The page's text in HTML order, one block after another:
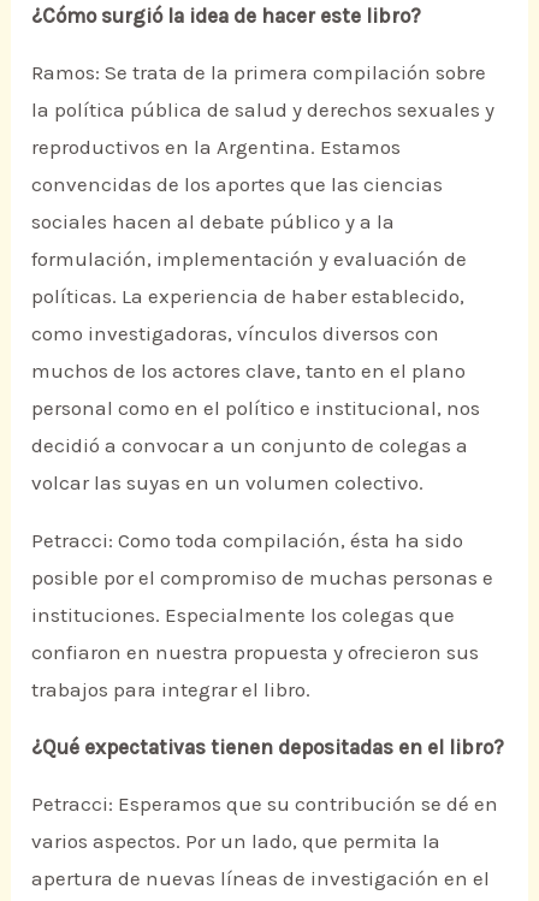
¿Cómo surgió la idea de hacer este libro?
Ramos: Se trata de la primera compilación sobre
la política pública de salud y derechos sexuales y
reproductivos en la Argentina. Estamos
convencidas de los aportes que las ciencias
sociales hacen al debate público y a la
formulación, implementación y evaluación de
políticas. La experiencia de haber establecido,
como investigadoras, vínculos diversos con
muchos de los actores clave, tanto en el plano
personal como en el político e institucional, nos
decidió a convocar a un conjunto de colegas a
volcar las suyas en un volumen colectivo.
Petracci: Como toda compilación, ésta ha sido
posible por el compromiso de muchas personas e
instituciones. Especialmente los colegas que
confiaron en nuestra propuesta y ofrecieron sus
trabajos para integrar el libro.
¿Qué expectativas tienen depositadas en el libro?
Petracci: Esperamos que su contribución se dé en
varios aspectos. Por un lado, que permita la
apertura de nuevas líneas de investigación en el